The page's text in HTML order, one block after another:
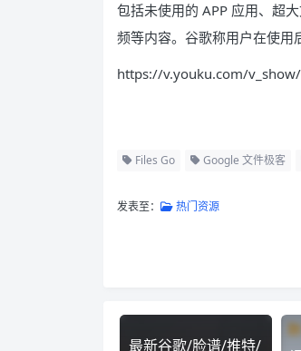
包括未使用的 APP 应用、超
频等内容。谷歌称用户在使用
https://v.youku.com/
Files Go Google 文件极客
发表至： 热门资源
最新谷歌/脸谱/推特/